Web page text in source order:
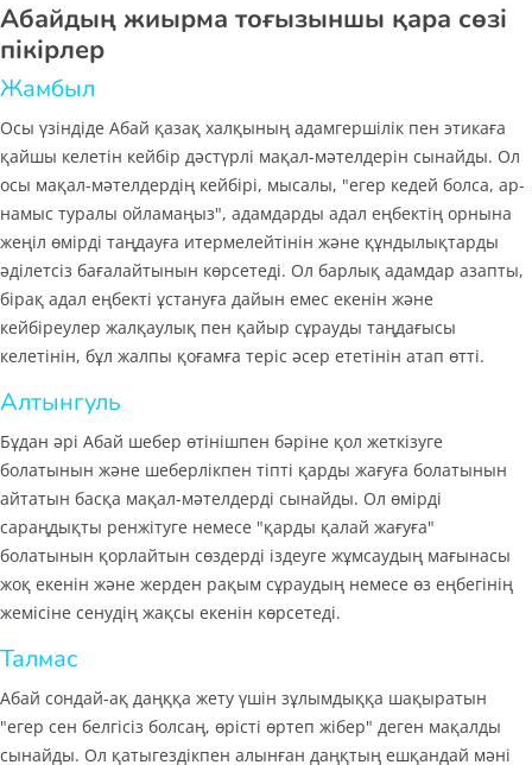
Абайдың жиырма тоғызыншы қара сөзі
пікірлер
Жамбыл
Осы үзіндіде Абай қазақ халқының адамгершілік пен этикаға
қайшы келетін кейбір дәстүрлі мақал-мәтелдерін сынайды. Ол
осы мақал-мәтелдердің кейбірі, мысалы, "егер кедей болса, ар-
намыс туралы ойламаңыз", адамдарды адал еңбектің орнына
жеңіл өмірді таңдауға итермелейтінін және құндылықтарды
әділетсіз бағалайтынын көрсетеді. Ол барлық адамдар азапты,
бірақ адал еңбекті ұстануға дайын емес екенін және
кейбіреулер жалқаулық пен қайыр сұрауды таңдағысы
келетінін, бұл жалпы қоғамға теріс әсер ететінін атап өтті.
Алтынгуль
Бұдан әрі Абай шебер өтінішпен бәріне қол жеткізуге
болатынын және шеберлікпен тіпті қарды жағуға болатынын
айтатын басқа мақал-мәтелдерді сынайды. Ол өмірді
сараңдықты ренжітуге немесе "қарды қалай жағуға"
болатынын қорлайтын сөздерді іздеуге жұмсаудың мағынасы
жоқ екенін және жерден рақым сұраудың немесе өз еңбегінің
жемісіне сенудің жақсы екенін көрсетеді.
Талмас
Абай сондай-ақ даңққа жету үшін зұлымдыққа шақыратын
"егер сен белгісіз болсаң, өрісті өртеп жібер" деген мақалды
сынайды. Ол қатыгездікпен алынған даңқтың ешқандай мәні